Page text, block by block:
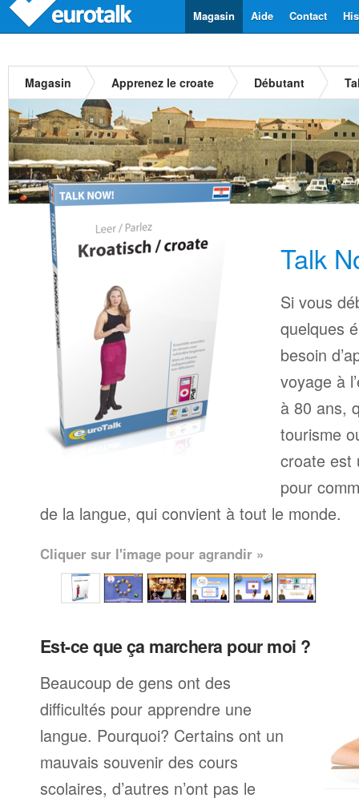
Contact
Aide
Magasin
Magasin Apprenez le croate Débutant
Talk
Si vous
quelques
besoin
voyage à
à 80 ans,
tourisme
croate est
pour
de la langue, qui convient à tout le monde.
Cliquer sur l'image pour agrandir »
Est-ce que ça marchera pour moi ?
Beaucoup de gens ont des
difficultés pour apprendre une
langue. Pourquoi? Certains ont un
mauvais souvenir des cours
scolaires, d’autres n’ont pas le